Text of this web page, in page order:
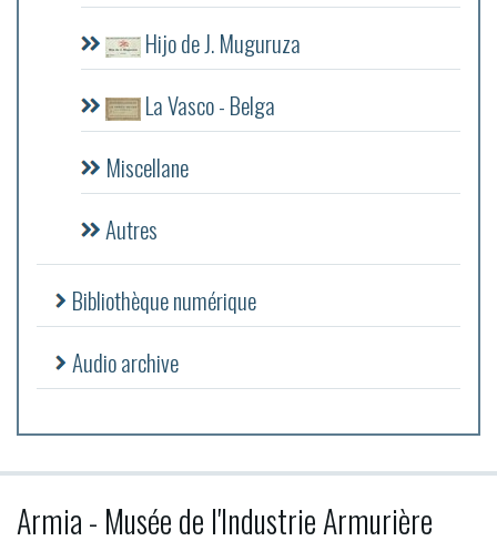
Hijo de J. Muguruza
La Vasco - Belga
Miscellane
Autres
Bibliothèque numérique
Audio archive
Armia - Musée de l'Industrie Armurière